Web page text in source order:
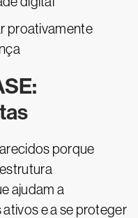
proativamente
porque
ajudam a
e a se proteger